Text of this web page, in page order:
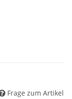
Frage zum Artikel